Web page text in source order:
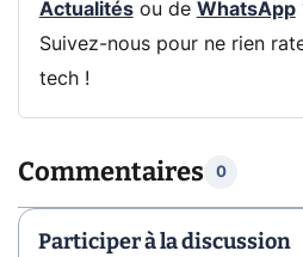
Actualitésou de WhatsApp
Suivez-nous pour ne rien
tech !
Commentaires 0
Participer à la discussion